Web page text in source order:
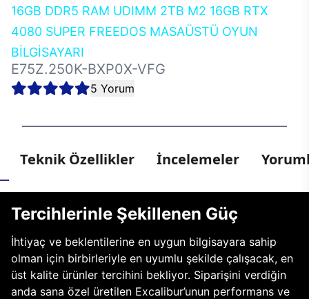
16GB DDR5 RAM UDIMM 2TB M2 16GB RTX
4080 SUPER FREEDOS MASAÜSTÜ OYUN
BİLGİSAYARI
E75Z.250K-BXP0X-VFG
5 Yorum
Teknik Özellikler İncelemeler
Tercihlerinle Şekillenen Güç
İhtiyaç ve beklentilerine en uygun bilgisayara sahip
olman için birbirleriyle en uyumlu şekilde çalışacak, en
üst kalite ürünler tercihini bekliyor. Siparişini verdiğin
anda sana özel üretilen Excalibur’unun performans ve